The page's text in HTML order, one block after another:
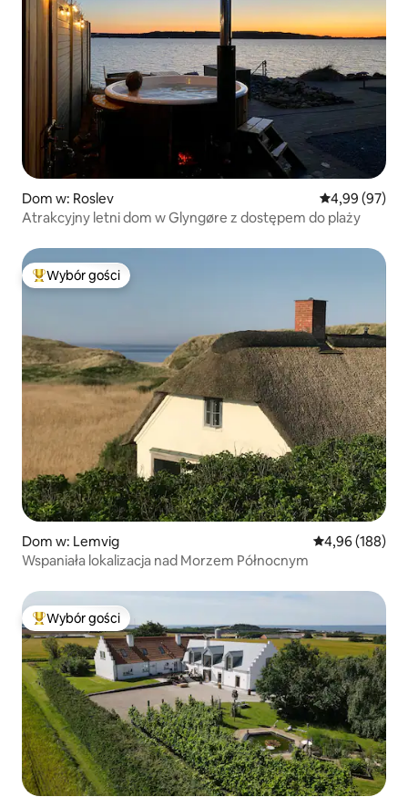
Dom w: Roslev Średnia
4,99 (97)
Atrakcyjny letni dom w Glyngøre z dostępem do plaży
Najpopularniejsze z kategorii Wybór gości
Wybór gości
Dom w: Lemvig Średnia
4,96 (188)
Wspaniała lokalizacja nad Morzem Północnym
Najpopularniejsze z kategorii Wybór gości
Wybór gości